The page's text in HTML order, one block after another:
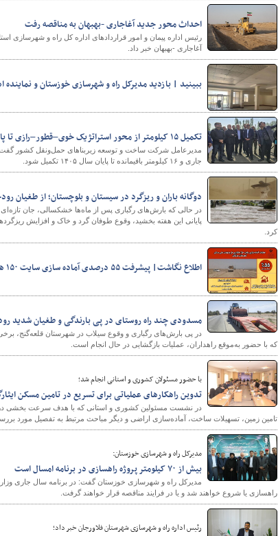
شهرسازی
احداث محور جدید آغاجاری -بهبهان به مناقصه رفت
رئیس اداره پیمان و امور قراردادهای اداره کل راه و
آغاجاری -بهبهان خبر داد.
ببینید | بازدید مدیرکل راه و شهرسازی خوزستان و نماینده اهواز
تکمیل ۱۵ کیلومتر از محور استراتژیک خوی–قطور–رازی تا پایان امسال و ۱۶ کیلومتر باقیمانده تا پایان ۱۴۰۵
جاری و ۱۶ کیلومتر باقیمانده تا پایان سال ۱۴۰۵ تکمیل شود.
دوگانه باران و ریزگرد در سیستان و بلوچستان؛ از طغیان
در حالی که بارش‌های رگباری پس از ماه‌ها خشکسالی، جان
پایانی این هفته بخشید، وقوع طوفان گرد و خاک و افزایش
کرد.
اطلاع نگاشت| پیشرفت ۵۵ درصدی آماده سازی سایت ۱۵۰ هکتاری طرح نهضت ملی مسکن شهرستان مرزی سراوان
مسدودی چند راه روستای در پی بارندگی و طغیان شدید
در پی بارش‌های رگباری و وقوع سیلاب در شهرستان قلعه‌گنج،
که با حضور به‌موقع راهداران، عملیات بازگشایی در حال انجام است.
با حضور مسئولان کشوری و استانی انجام شد؛
تدوین راهکارهای عملیاتی برای تسریع در تامین مسکن
در نشست مسئولین کشوری و استانی که با هدف سرعت بخشی در
تامین زمین، تسهیلات ساخت، آماده‌سازی اراضی و دیگر مباحث مرتبط به تفصیل مورد
مدیرکل راه و شهرسازی خوزستان:
بیش از ۷۰ کیلومتر پروژه راهسازی در برنامه امسال است
راهسازی یا شروع خواهند شد و یا در فرایند مناقصه قرار خواهند گرفت.
رئیس اداره راه و شهرسازی شهرستان فلاورجان خبر داد؛